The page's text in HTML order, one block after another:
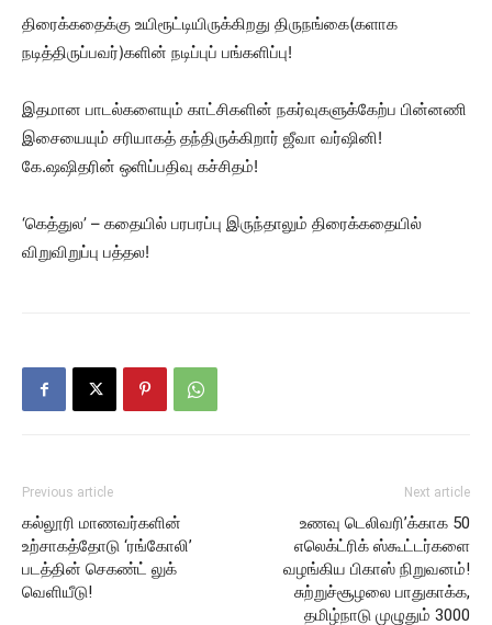
திரைக்கதைக்கு உயிரூட்டியிருக்கிறது திருநங்கை(களாக
நடித்திருப்பவர்)களின் நடிப்புப் பங்களிப்பு!
இதமான பாடல்களையும் காட்சிகளின் நகர்வுகளுக்கேற்ப பின்னணி
இசையையும் சரியாகத் தந்திருக்கிறார் ஜீவா வர்ஷினி!
கே.ஷஷிதரின் ஒளிப்பதிவு கச்சிதம்!
‘கெத்துல’ – கதையில் பரபரப்பு இருந்தாலும் திரைக்கதையில்
விறுவிறுப்பு பத்தல!
Previous article
கல்லூரி மாணவர்களின்
உற்சாகத்தோடு ‘ரங்கோலி’
படத்தின் செகண்ட் லுக்
வெளியீடு!
Next article
உணவு டெலிவரி’க்காக 50
எலெக்ட்ரிக் ஸ்கூட்டர்களை
வழங்கிய பிகாஸ் நிறுவனம்!
சுற்றுச்சூழலை பாதுகாக்க,
தமிழ்நாடு முழுதும் 3000